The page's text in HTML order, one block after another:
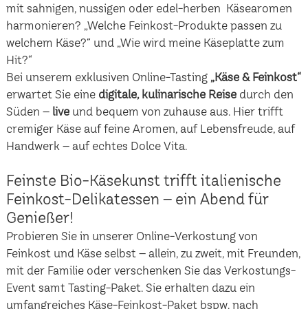
mit sahnigen, nussigen oder edel-herben Käsearomen
harmonieren? „Welche Feinkost-Produkte passen zu
welchem Käse?“ und „Wie wird meine Käseplatte zum
Hit?“
Bei unserem exklusiven Online-Tasting „Käse & Feinkost“
erwartet Sie eine digitale, kulinarische Reisedurch den
Süden – live und bequem von zuhause aus. Hier trifft
cremiger Käse auf feine Aromen, auf Lebensfreude, auf
Handwerk – auf echtes Dolce Vita.
Feinste Bio-Käsekunst trifft italienische
Feinkost-Delikatessen – ein Abend für
Genießer!
Probieren Sie in unserer Online-Verkostung von
Feinkost und Käse selbst – allein, zu zweit, mit Freunden,
mit der Familie oder verschenken Sie das Verkostungs-
Event samt Tasting-Paket. Sie erhalten dazu ein
umfangreiches Käse-Feinkost-Paket bspw. nach